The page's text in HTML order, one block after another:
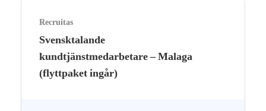
Recruitas
Svensktalande
kundtjänstmedarbetare – Malaga
(flyttpaket ingår)